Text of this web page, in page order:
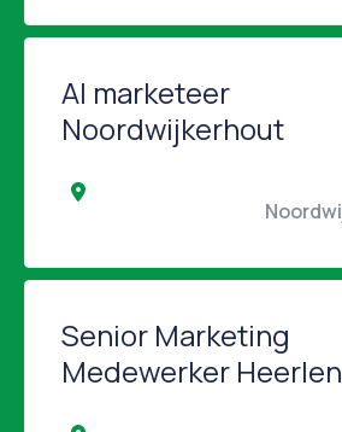
AI marketeer
Noordwijkerhout
Senior Marketing
Medewerker Heerlen